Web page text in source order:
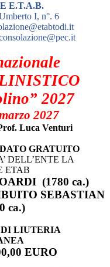
E.T.A.B.
I, n°. 6
2027
2027
Luca Venturi
GRATUITO
DELL’ENTE LA
ETAB
(1780 ca.)
SEBASTIAN
ca.)
LIUTERIA
EURO